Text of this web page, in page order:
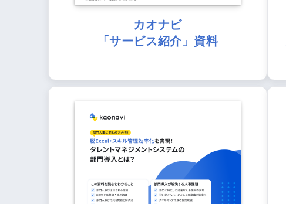
カオナビ
「サービス紹介」資料